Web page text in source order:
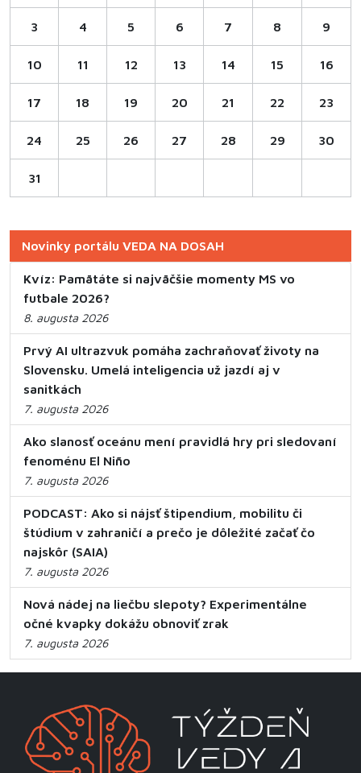
3 4 5 6 7 8 9
10 11 12 13 14 15 16
17 18 19 20 21 22 23
24 25 26 27 28 29 30
31
Novinky portálu VEDA NA DOSAH
Kvíz: Pamätáte si najväčšie momenty MS vo
futbale 2026?
8. augusta 2026
Prvý AI ultrazvuk pomáha zachraňovať životy na
Slovensku. Umelá inteligencia už jazdí aj v
sanitkách
7. augusta 2026
Ako slanosť oceánu mení pravidlá hry pri sledovaní
fenoménu El Niño
7. augusta 2026
PODCAST: Ako si nájsť štipendium, mobilitu či
štúdium v zahraničí a prečo je dôležité začať čo
najskôr (SAIA)
7. augusta 2026
Nová nádej na liečbu slepoty? Experimentálne
očné kvapky dokážu obnoviť zrak
7. augusta 2026